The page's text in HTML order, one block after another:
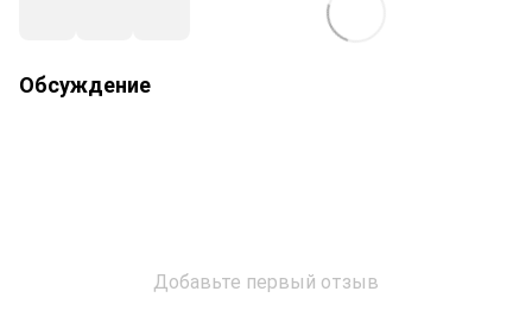
Обсуждение
Добавьте первый отзыв